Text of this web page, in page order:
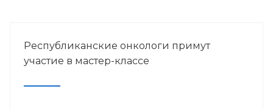
Республиканские онкологи примут
участие в мастер-классе